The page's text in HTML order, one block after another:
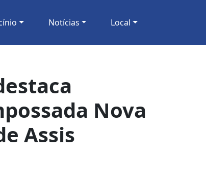
Notícias Local
Nova
Assis